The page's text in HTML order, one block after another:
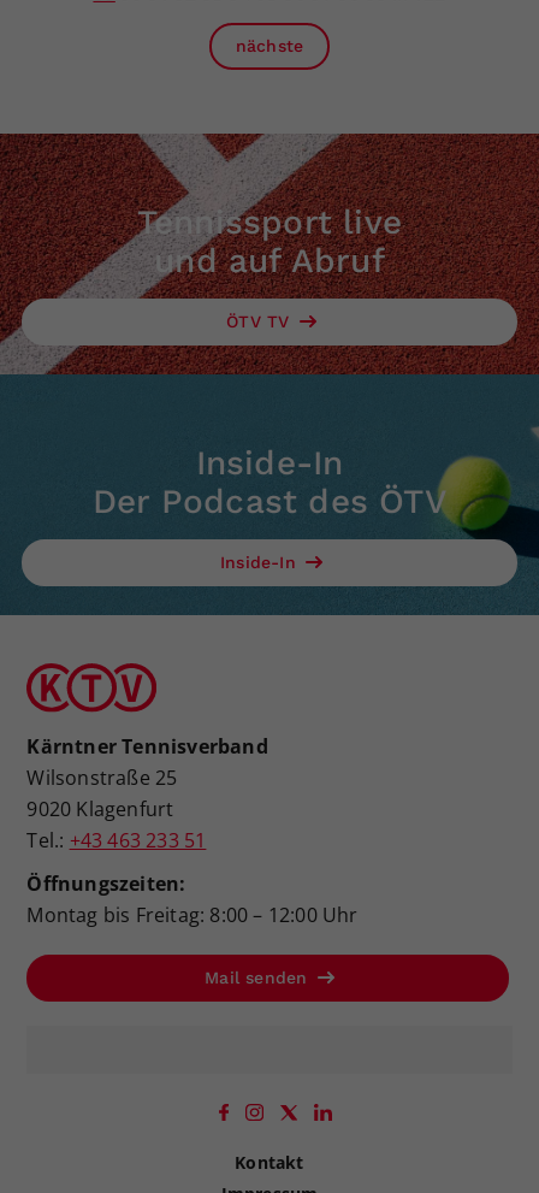
nächste
Tennissport live
und auf Abruf
ÖTV TV
Inside-In
Der Podcast des ÖTV
Inside-In
Kärntner Tennisverband
Wilsonstraße 25
9020 Klagenfurt
Tel.: +43 463 233 51
Öffnungszeiten:
Montag bis Freitag: 8:00 – 12:00 Uhr
Mail senden
Kontakt